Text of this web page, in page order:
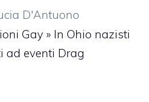
D'Antuono
Gay » In Ohio nazisti
ad eventi Drag